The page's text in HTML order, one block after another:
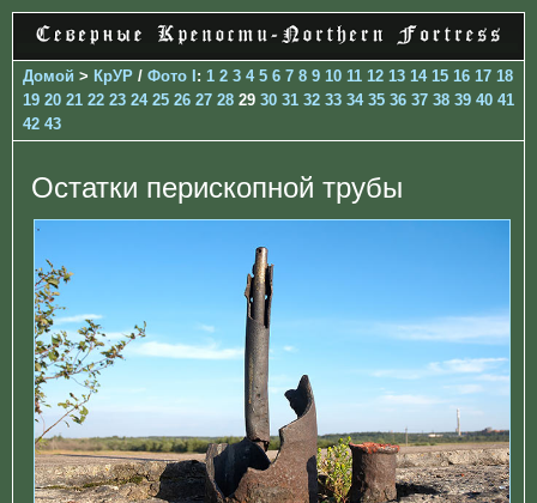
Домой > КрУР / Фото I: 1 2 3 4 5 6 7 8 9 10 11 12 13 14 15 16 17 18
19 20 21 22 23 24 25 26 27 28 29 30 31 32 33 34 35 36 37 38 39 40 41
42 43
Остатки перископной трубы